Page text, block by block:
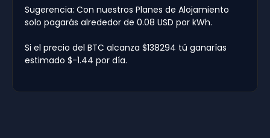
Sugerencia: Con nuestros Planes de Alojamiento
solo pagarás alrededor de 0.08 USD por kWh.
Si el precio del BTC alcanza $138294 tú ganarías
estimado $-1.44 por día.